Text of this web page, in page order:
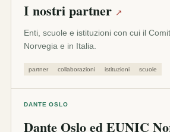
I nostri partner ↗
Enti, scuole e istituzioni con cui il
Norvegia e in Italia.
partner collaborazioni istituzioni scuole
DANTE OSLO
Dante Oslo ed EUNIC